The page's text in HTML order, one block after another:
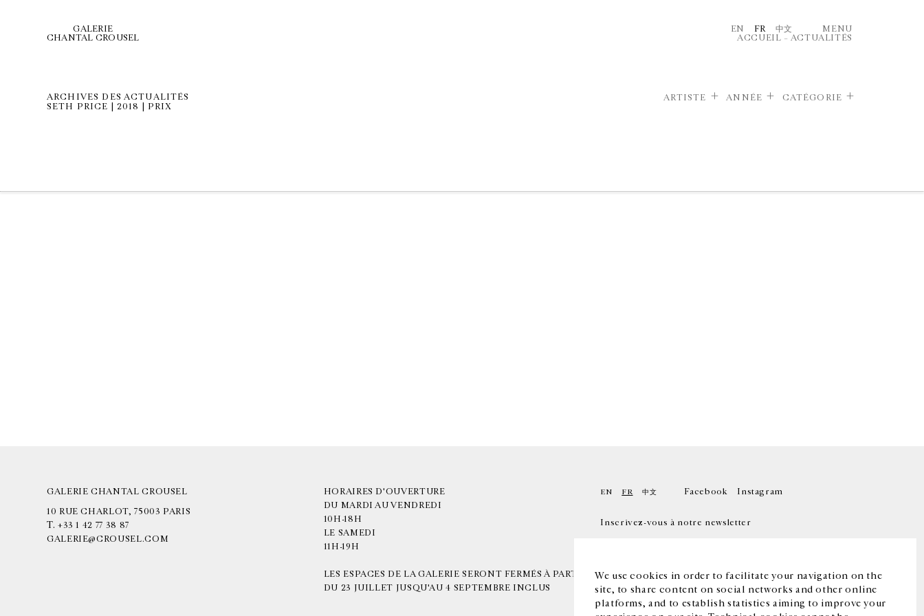
We use cookies in order to facilitate your navigation on the
site, to share content on social networks and other online
platforms, and to establish statistics aiming to improve your
GALERIE
CHANTAL CROUSEL
EN FR 中文
MENU
ACCUEIL – ACTUALITÉS
ARCHIVES DES ACTUALITÉS
SETH PRICE | 2018 | PRIX
ARTISTE ANNÉE CATÉGORIE
GALERIE CHANTAL CROUSEL
10 RUE CHARLOT, 75003 PARIS
T. +33 1 42 77 38 87
GALERIE@CROUSEL.COM
HORAIRES D'OUVERTURE
DU MARDI AU VENDREDI
10H-18H
LE SAMEDI
11H-19H
LES ESPACES DE LA GALERIE SERONT FERMÉS À PARTIR
DU 23 JUILLET JUSQU'AU 4 SEPTEMBRE INCLUS
EN FR 中文 Facebook Instagram
Inscrivez-vous à notre newsletter